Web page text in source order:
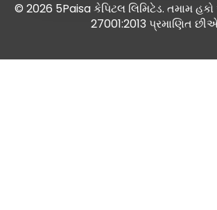
© 2026 5Paisa કેપિટલ લિમિટેડ. તમામ
27001:2013 પ્રમાણિત